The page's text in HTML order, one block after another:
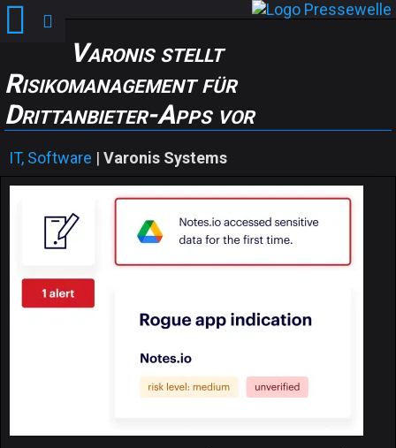
Varonis stellt
Risikomanagement für
Drittanbieter-Apps vor
IT, Software | Varonis Systems